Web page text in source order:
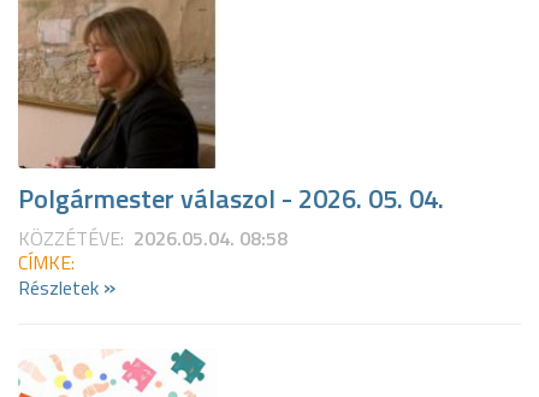
Polgármester válaszol - 2026. 05. 04.
KÖZZÉTÉVE: 2026.05.04. 08:58
CÍMKE:
Részletek »